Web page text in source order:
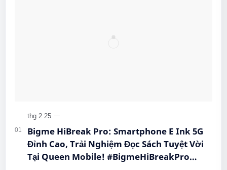
Bigme HiBreak Pro: Smartphone E Ink 5G
Đỉnh Cao, Trải Nghiệm Đọc Sách Tuyệt Vời
Tại Queen Mobile! #BigmeHiBreakPro